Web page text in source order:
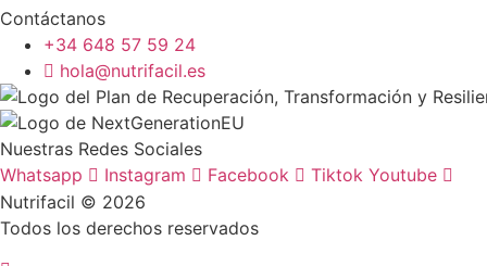
Contáctanos
+34 648 57 59 24
hola@nutrifacil.es
Nuestras Redes Sociales
Whatsapp
Instagram Facebook Tiktok Youtube
Nutrifacil © 2026
Todos los derechos reservados